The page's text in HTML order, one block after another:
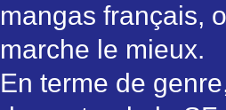
mangas français,
marche le mieux.
En terme de